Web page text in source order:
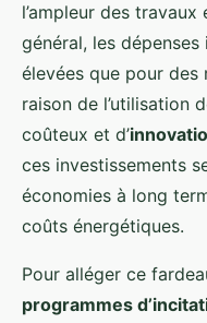
l’ampleur des
général, les
élevées que pour
raison de l’utilisation
coûteux et d’
ces investissements
économies à long
coûts énergétiques.
Pour alléger ce
programmes